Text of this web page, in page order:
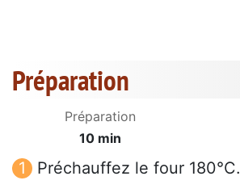
Préparation
Préparation
10 min
Préchauffez le four 180°C.